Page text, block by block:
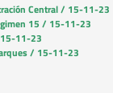
Central / 15-11-23
15 / 15-11-23
15-11-23
/ 15-11-23